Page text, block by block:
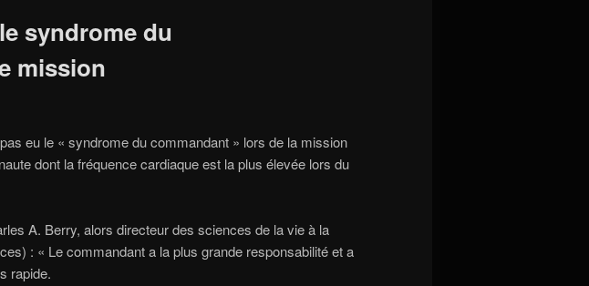
syndrome du
mission
pas eu le « syndrome du commandant » lors de la mission
dont la fréquence cardiaque est la plus élevée lors du
A. Berry, alors directeur des sciences de la vie à la
: « Le commandant a la plus grande responsabilité et a
rapide.